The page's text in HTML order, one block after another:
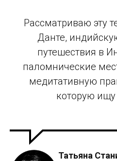
Рассматриваю эту
Данте,
путешествия в
паломнические
медитативную
которую ищу
Татьяна